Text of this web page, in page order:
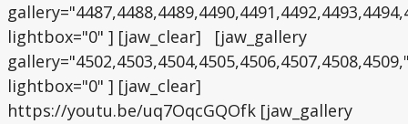
lightbox="0" ] [jaw_clear] [jaw_gallery
lightbox="0" ] [jaw_clear]
https://youtu.be/uq7OqcGQOfk [jaw_gallery